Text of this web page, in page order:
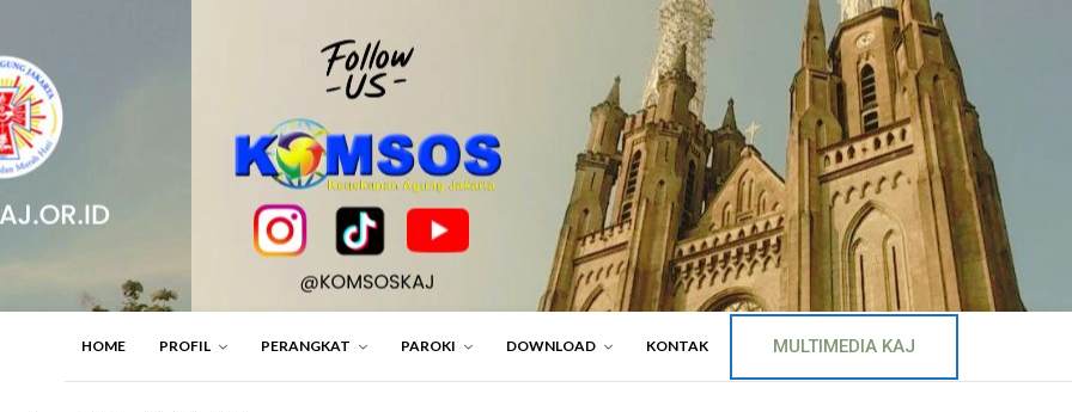
HOME PROFIL PERANGKAT PAROKI DOWNLOAD KONTAK MULTIMEDIA KAJ